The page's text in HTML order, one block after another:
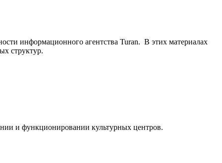
информационного агентства Turan. В этих материалах
структур.
и функционировании культурных центров.